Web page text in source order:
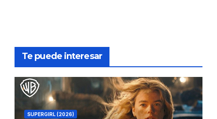
Te puede interesar
SUPERGIRL (2026)